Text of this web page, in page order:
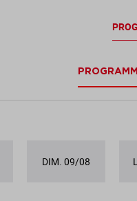
DIM. 09/08